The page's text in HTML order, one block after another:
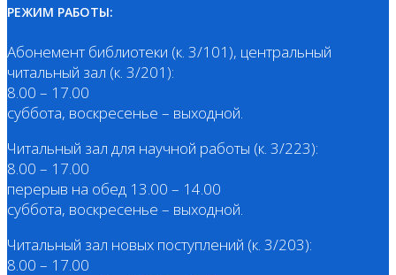
РЕЖИМ РАБОТЫ:
Абонемент библиотеки (к. 3/101), центральный
читальный зал (к. 3/201):
8.00 – 17.00
суббота, воскресенье – выходной.
Читальный зал для научной работы (к. 3/223):
8.00 – 17.00
перерыв на обед 13.00 – 14.00
суббота, воскресенье – выходной.
Читальный зал новых поступлений (к. 3/203):
8.00 – 17.00